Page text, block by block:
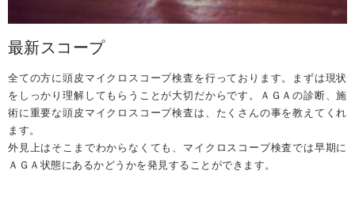
最新スコープ
全ての方に頭皮マイクロスコープ検査を行っております。まずは現状
をしっかり理解してもらうことが大切だからです。ＡＧＡの診断、施
術に重要な頭皮マイクロスコープ検査は、たくさんの事を教えてくれ
ます。
外見上はそこまでわからなくても、マイクロスコープ検査では早期に
ＡＧＡ状態にあるかどうかを発見することができます。